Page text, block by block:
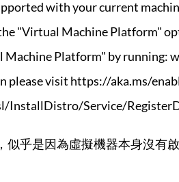
with your current
"Virtual Machine Platform"
Machine Platform" by running:
please visit https://aka.ms/
InstallDistro/Service/
似乎是因為虛擬機器本身沒有